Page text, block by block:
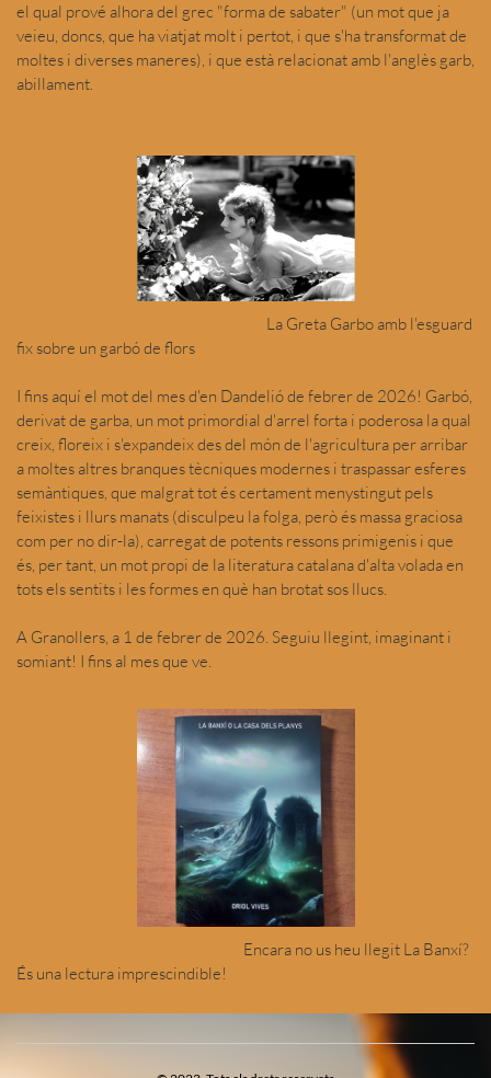
el qual prové alhora del grec "forma de sabater" (un mot que ja
veieu, doncs, que ha viatjat molt i pertot, i que s'ha transformat de
moltes i diverses maneres), i que està relacionat amb l'anglès garb,
abillament.
La Greta Garbo amb l'esguard
fix sobre un garbó de flors
I fins aquí el mot del mes d'en Dandelió de febrer de 2026! Garbó,
derivat de garba, un mot primordial d'arrel forta i poderosa la qual
creix, floreix i s'expandeix des del món de l'agricultura per arribar
a moltes altres branques tècniques modernes i traspassar esferes
semàntiques, que malgrat tot és certament menystingut pels
feixistes i llurs manats (disculpeu la folga, però és massa graciosa
com per no dir-la), carregat de potents ressons primigenis i que
és, per tant, un mot propi de la literatura catalana d'alta volada en
tots els sentits i les formes en què han brotat sos llucs.
A Granollers, a 1 de febrer de 2026. Seguiu llegint, imaginant i
somiant! I fins al mes que ve.
Encara no us heu llegit La Banxí?
És una lectura imprescindible!